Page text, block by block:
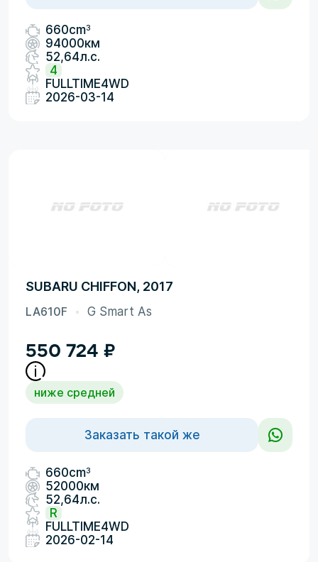
660cm3
94000км
52,64л.с.
4
FULLTIME4WD
2026-03-14
SUBARU CHIFFON, 2017
LA610F G Smart As
550 724 ₽
ниже средней
Заказать такой же
660cm3
52000км
52,64л.с.
R
FULLTIME4WD
2026-02-14